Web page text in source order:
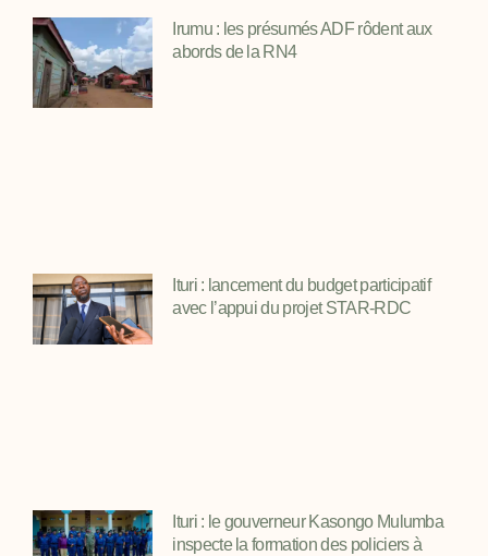
Irumu : les présumés ADF rôdent aux
abords de la RN4
Ituri : lancement du budget participatif
avec l’appui du projet STAR-RDC
Ituri : le gouverneur Kasongo Mulumba
inspecte la formation des policiers à